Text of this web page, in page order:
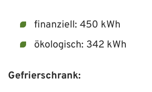
finanziell: 450 kWh
ökologisch: 342 kWh
Gefrierschrank: